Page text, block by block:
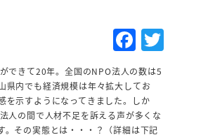
F
a
c
e
T
できて20年。全国のNPO法人の数は5
県内でも経済規模は年々拡大してお
を示すようになってきました。しか
人の間で人材不足を訴える声が多くな
。その実態とは・・・？（詳細は下記